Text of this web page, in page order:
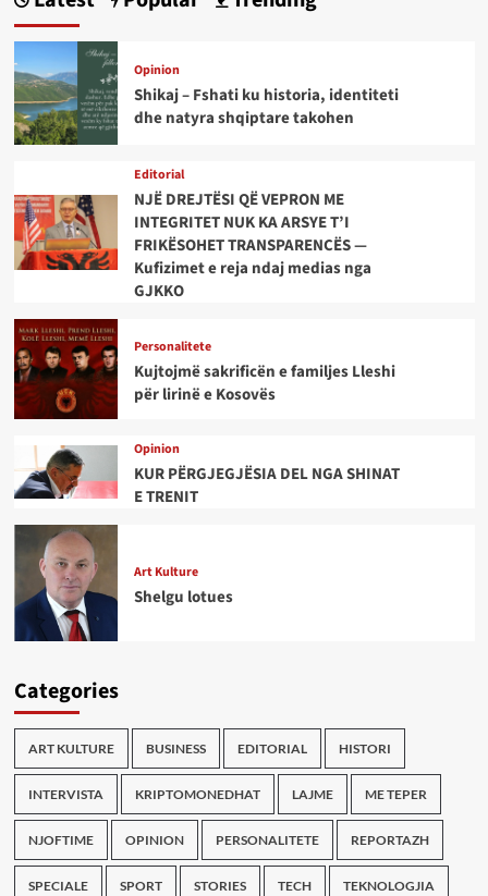
Opinion
Shikaj – Fshati ku historia, identiteti
dhe natyra shqiptare takohen
Editorial
NJË DREJTËSI QË VEPRON ME
INTEGRITET NUK KA ARSYE T’I
FRIKËSOHET TRANSPARENCËS —
Kufizimet e reja ndaj medias nga
GJKKO
Personalitete
Kujtojmë sakrificën e familjes Lleshi
për lirinë e Kosovës
Opinion
KUR PËRGJEGJËSIA DEL NGA SHINAT
E TRENIT
Art Kulture
Shelgu lotues
Categories
ART KULTURE BUSINESS EDITORIAL HISTORI
INTERVISTA KRIPTOMONEDHAT LAJME ME TEPER
NJOFTIME OPINION PERSONALITETE REPORTAZH
SPECIALE SPORT STORIES TECH TEKNOLOGJIA